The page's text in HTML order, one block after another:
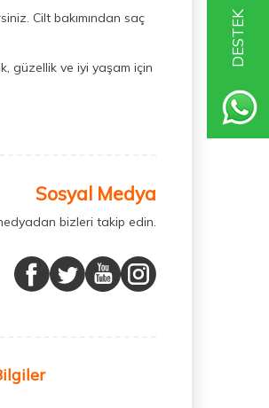
DESTEK
Cilt bakımından saç
güzellik ve iyi yaşam için
Sosyal Medya
bizleri takip edin.